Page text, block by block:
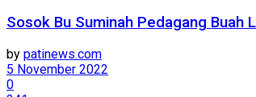
Sosok Bu Suminah Pedagang Buah
by patinews.com
5 November 2022
0